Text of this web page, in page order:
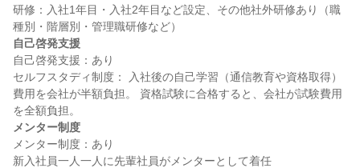
研修：入社1年目・入社2年目など設定、その他社外研修あり（職
自己啓発支援
自己啓発支援：あり
セルフスタディ制度： 入社後の自己学習（通信教育や資格取得）
費用を会社が半額負担。 資格試験に合格すると、会社が試験費用
メンター制度
メンター制度：あり